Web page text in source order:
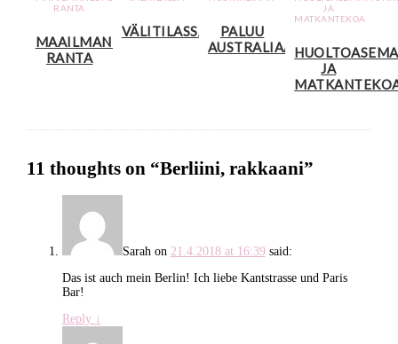
MAAILMANLOPUN
RANTA
VÄLITILASSA
PALUU
AUSTRALIAAN
JA
11 thoughts on “Berliini, rakkaani”
Sarahon 21.4.2018 at 16:39 said:
Das ist auch mein Berlin! Ich liebe Kantstrasse und Paris
Bar!
Reply ↓